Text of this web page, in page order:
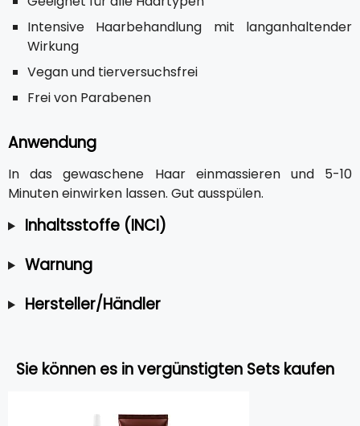
Intensive Haarbehandlung mit langanhaltender
Wirkung
Vegan und tierversuchsfrei
Frei von Parabenen
Anwendung
In das gewaschene Haar einmassieren und 5-10
Minuten einwirken lassen. Gut ausspülen.
Inhaltsstoffe (INCI)
Warnung
Hersteller/Händler
Sie können es in vergünstigten Sets kaufen